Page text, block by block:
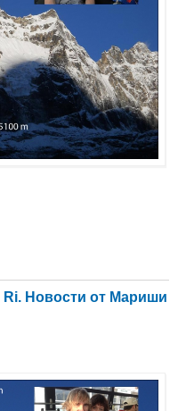
Ri. Новости от Мариши